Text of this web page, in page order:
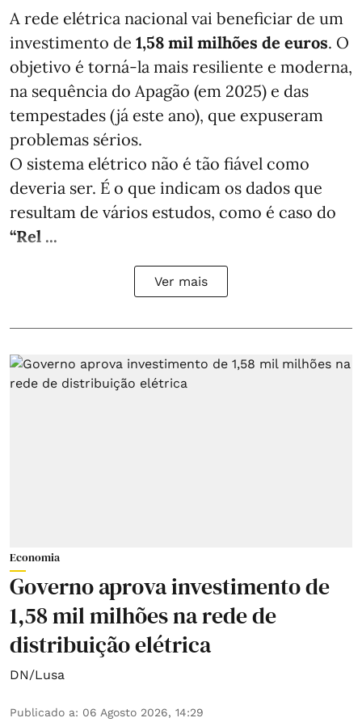
A rede elétrica nacional vai beneficiar de um
investimento de 1,58 mil milhões de euros. O
objetivo é torná-la mais resiliente e moderna,
na sequência do Apagão (em 2025) e das
tempestades (já este ano), que expuseram
problemas sérios.
O sistema elétrico não é tão fiável como
deveria ser. É o que indicam os dados que
resultam de vários estudos, como é caso do
“Rel ...
Ver mais
Economia
Governo aprova investimento de
1,58 mil milhões na rede de
distribuição elétrica
DN/Lusa
Publicado a: 06 Agosto 2026, 14:29